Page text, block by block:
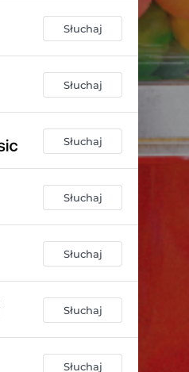
03:41
04:21
02:45
03:39
03:59
04:15
04:20
03:50
Słuchaj
Słuchaj
Słuchaj
Słuchaj
Słuchaj
Słuchaj
Słuchaj